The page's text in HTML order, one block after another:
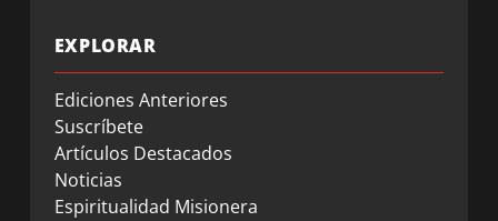
EXPLORAR
Ediciones Anteriores
Suscríbete
Artículos Destacados
Noticias
Espiritualidad Misionera